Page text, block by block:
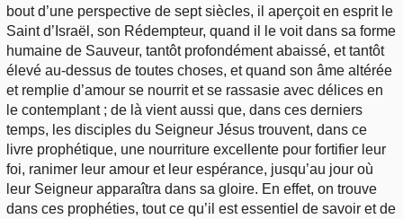
bout d’une perspective de sept siècles, il aperçoit en esprit le
Saint d’Israël, son Rédempteur, quand il le voit dans sa forme
humaine de Sauveur, tantôt profondément abaissé, et tantôt
élevé au-dessus de toutes choses, et quand son âme altérée
et remplie d’amour se nourrit et se rassasie avec délices en
le contemplant ; de là vient aussi que, dans ces derniers
temps, les disciples du Seigneur Jésus trouvent, dans ce
livre prophétique, une nourriture excellente pour fortifier leur
foi, ranimer leur amour et leur espérance, jusqu’au jour où
leur Seigneur apparaîtra dans sa gloire. En effet, on trouve
dans ces prophéties, tout ce qu’il est essentiel de savoir et de